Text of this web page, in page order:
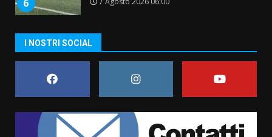
7
6 Agosto 2026 18:13
Serie D, l’Us Fasano non molla e
conferma di voler ricorrere per
ottenere l’iscrizione
8 Agosto 2026 19:55
La Banda Città di Fasano apre
I NOSTRI SOCIAL